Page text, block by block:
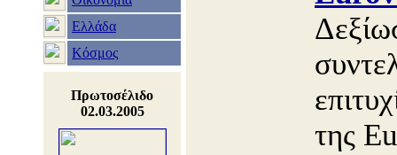
Ελλάδα
Κόσμος
Πρωτοσέλιδο
02.03.2005
της